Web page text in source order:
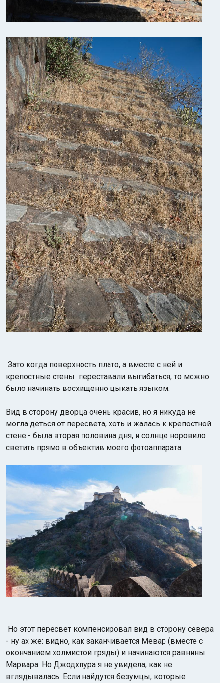
Зато когда поверхность плато, а вместе с ней и
крепостные стены переставали выгибаться, то можно
было начинать восхищенно цыкать языком.
Вид в сторону дворца очень красив, но я никуда не
могла деться от пересвета, хоть и жалась к крепостной
стене - была вторая половина дня, и солнце норовило
светить прямо в объектив моего фотоаппарата:
Но этот пересвет компенсировал вид в сторону севера
- ну ах же: видно, как заканчивается Мевар (вместе с
окончанием холмистой гряды) и начинаются равнины
Марвара. Но Джодхпура я не увидела, как не
вглядывалась. Если найдутся безумцы, которые